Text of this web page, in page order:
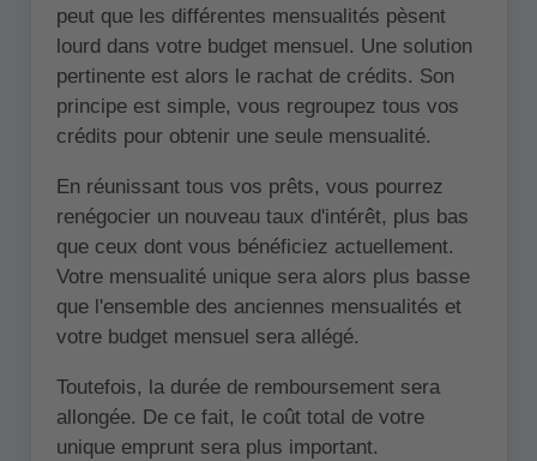
peut que les différentes mensualités pèsent
lourd dans votre budget mensuel. Une solution
pertinente est alors le rachat de crédits. Son
principe est simple, vous regroupez tous vos
crédits pour obtenir une seule mensualité.
En réunissant tous vos prêts, vous pourrez
renégocier un nouveau taux d'intérêt, plus bas
que ceux dont vous bénéficiez actuellement.
Votre mensualité unique sera alors plus basse
que l'ensemble des anciennes mensualités et
votre budget mensuel sera allégé.
Toutefois, la durée de remboursement sera
allongée. De ce fait, le coût total de votre
unique emprunt sera plus important.